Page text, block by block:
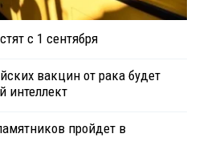
с 1 сентября
вакцин от рака будет
интеллект
пройдет в